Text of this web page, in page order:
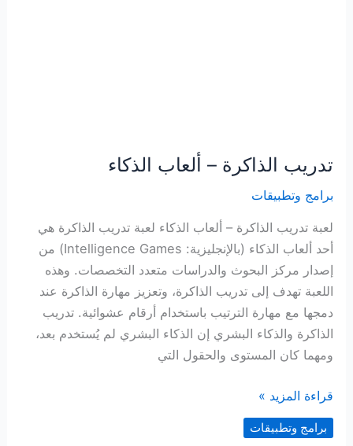
تدريب الذاكرة – ألعاب الذكاء
برامج وتطبيقات
لعبة تدريب الذاكرة – ألعاب الذكاء لعبة تدريب الذاكرة هي
أحد ألعاب الذكاء (بالإنجليزية: Intelligence Games) من
إصدار مركز البحوث والدراسات متعدد التخصصات. وهذه
اللعبة تهدف إلى تدريب الذاكرة، وتعزيز مهارة الذاكرة عند
دمجها مع مهارة الترتيب باستخدام أرقام عشوائية. تدريب
الذاكرة والذكاء البشري إن الذكاء البشري لم يُستخدم بعد،
ومهما كان المستوى والحقول التي
تدريب
الذاكرة
–
قراءة المزيد »
برامج وتطبيقات